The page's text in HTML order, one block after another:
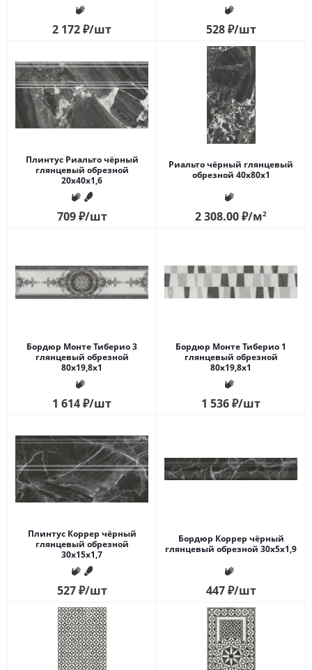
2 172₽/шт 528₽/шт
Плинтус Риальто чёрный
глянцевый обрезной
20x40x1,6
709₽/шт
Риальто чёрный глянцевый
обрезной 40x80x1
2 308.00₽/м2
Бордюр Монте Тиберио 3
глянцевый обрезной
80x19,8x1
1 614₽/шт
Бордюр Монте Тиберио 1
глянцевый обрезной
80x19,8x1
1 536₽/шт
Плинтус Коррер чёрный
глянцевый обрезной
30x15x1,7
527₽/шт
Бордюр Коррер чёрный
глянцевый обрезной 30x5x1,9
447₽/шт